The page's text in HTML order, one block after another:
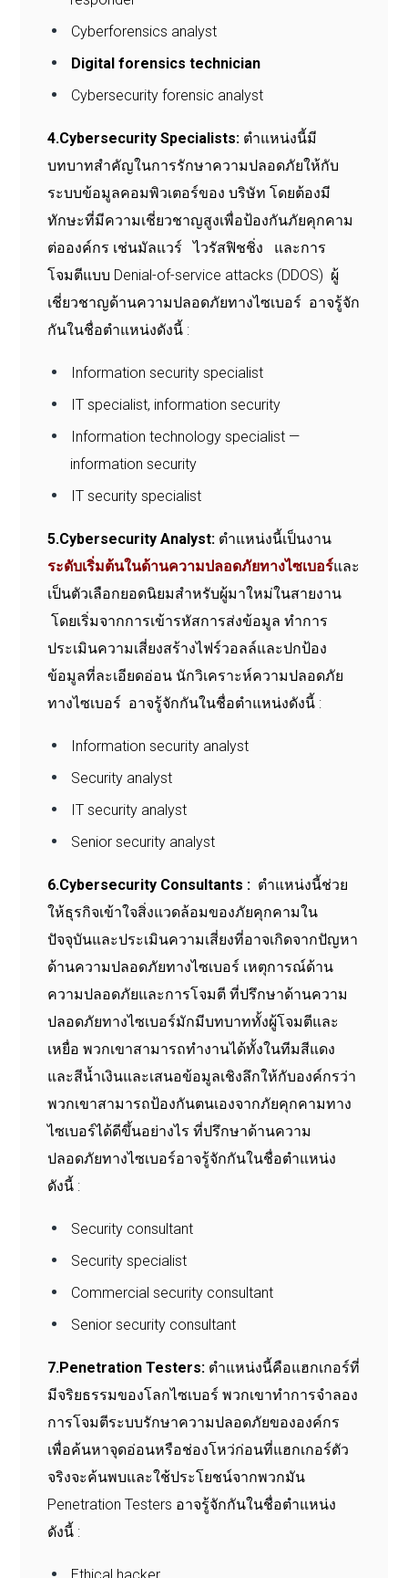
Cyberforensics analyst
Digital forensics technician
Cybersecurity forensic analyst
4.Cybersecurity Specialists: ตำแหน่งนี้มี
บทบาทสำคัญในการรักษาความปลอดภัยให้กับ
ระบบข้อมูลคอมพิวเตอร์ของ บริษัท โดยต้องมี
ทักษะที่มีความเชี่ยวชาญสูงเพื่อป้องกันภัยคุกคาม
ต่อองค์กร เช่นมัลแวร์ ไวรัสฟิชชิ่ง และการ
โจมตีแบบ Denial-of-service attacks (DDOS) ผู้
เชี่ยวชาญด้านความปลอดภัยทางไซเบอร์ อาจรู้จัก
กันในชื่อตำแหน่งดังนี้ :
Information security specialist
IT specialist, information security
Information technology specialist —
information security
IT security specialist
5.Cybersecurity Analyst: ตำแหน่งนี้เป็นงาน
ระดับเริ่มต้นในด้านความปลอดภัยทางไซเบอร์และ
เป็นตัวเลือกยอดนิยมสำหรับผู้มาใหม่ในสายงาน
โดยเริ่มจากการเข้ารหัสการส่งข้อมูล ทำการ
ประเมินความเสี่ยงสร้างไฟร์วอลล์และปกป้อง
ข้อมูลที่ละเอียดอ่อน นักวิเคราะห์ความปลอดภัย
ทางไซเบอร์ อาจรู้จักกันในชื่อตำแหน่งดังนี้ :
Information security analyst
Security analyst
IT security analyst
Senior security analyst
6.Cybersecurity Consultants : ตำแหน่งนี้ช่วย
ให้ธุรกิจเข้าใจสิ่งแวดล้อมของภัยคุกคามใน
ปัจจุบันและประเมินความเสี่ยงที่อาจเกิดจากปัญหา
ด้านความปลอดภัยทางไซเบอร์ เหตุการณ์ด้าน
ความปลอดภัยและการโจมตี ที่ปรึกษาด้านความ
ปลอดภัยทางไซเบอร์มักมีบทบาททั้งผู้โจมตีและ
เหยื่อ พวกเขาสามารถทำงานได้ทั้งในทีมสีแดง
และสีน้ำเงินและเสนอข้อมูลเชิงลึกให้กับองค์กรว่า
พวกเขาสามารถป้องกันตนเองจากภัยคุกคามทาง
ไซเบอร์ได้ดีขึ้นอย่างไร ที่ปรึกษาด้านความ
ปลอดภัยทางไซเบอร์อาจรู้จักกันในชื่อตำแหน่ง
ดังนี้ :
Security consultant
Security specialist
Commercial security consultant
Senior security consultant
7.Penetration Testers: ตำแหน่งนี้คือแฮกเกอร์ที่
มีจริยธรรมของโลกไซเบอร์ พวกเขาทำการจำลอง
การโจมตีระบบรักษาความปลอดภัยขององค์กร
เพื่อค้นหาจุดอ่อนหรือช่องโหว่ก่อนที่แฮกเกอร์ตัว
จริงจะค้นพบและใช้ประโยชน์จากพวกมัน
Penetration Testers อาจรู้จักกันในชื่อตำแหน่ง
ดังนี้ :
Ethical hacker